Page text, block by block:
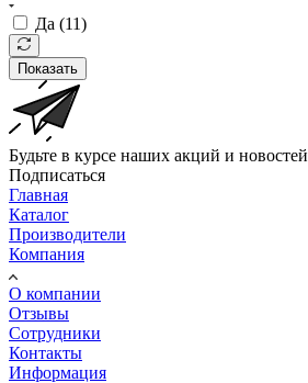
Да (11)
Показать
Будьте в курсе наших акций и новостей
Подписаться
Главная
Каталог
Производители
Компания
О компании
Отзывы
Сотрудники
Контакты
Информация